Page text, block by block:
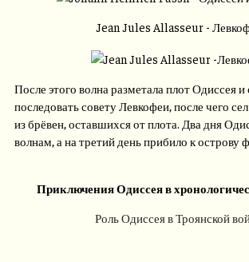
Jean Jules Allasseur -
После этого волна разметала плот Одиссея
последовать совету Левкофеи, после чего
из брёвен, оставшихся от плота. Два дня
волнам, а на третий день прибило к острову
Приключения Одиссея в
Роль Одиссея в Троянской